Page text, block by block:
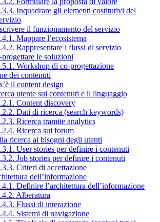
Inquadrare gli elementi costitutivi del
il funzionamento del servizio
Mappare l’ecosistema
Rappresentare i flussi di servizio
le soluzioni
Workshop di co-progettazione
dei contenuti
il content design
utente sui contenuti e il linguaggio
Content discovery
Dati di ricerca (search keywords)
Ricerca tramite analytics
Ricerca sui forum
ricerca ai bisogni degli utenti
User stories per definire i contenuti
Job stories per definire i contenuti
Criteri di accettazione
dell’informazione
Definire l’architettura dell’informazione
Alberatura
Flussi di interazione
Sistemi di navigazione